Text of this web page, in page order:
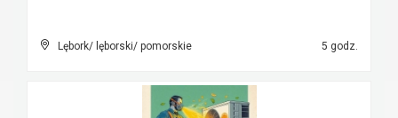
Lębork/ lęborski/ pomorskie 5 godz.